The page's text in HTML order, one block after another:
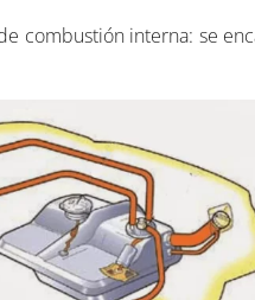
combustión interna: se